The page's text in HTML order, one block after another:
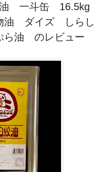
一斗缶 16.5kg
油 ダイズ しらし
油 のレビュー